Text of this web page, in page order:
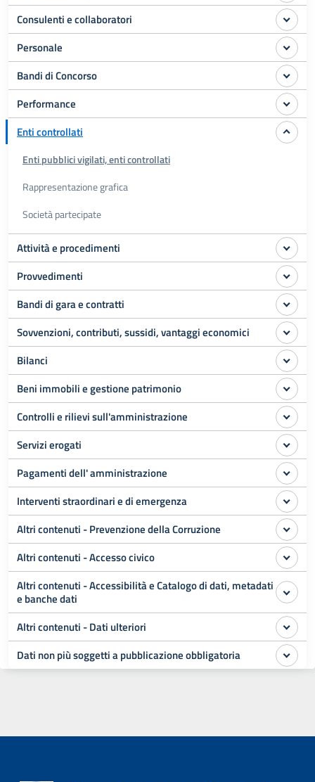
Consulenti e collaboratori
Personale
Bandi di Concorso
Performance
Enti controllati
Enti pubblici vigilati, enti controllati
Rappresentazione grafica
Società partecipate
Attività e procedimenti
Provvedimenti
Bandi di gara e contratti
Sovvenzioni, contributi, sussidi, vantaggi economici
Bilanci
Beni immobili e gestione patrimonio
Controlli e rilievi sull'amministrazione
Servizi erogati
Pagamenti dell' amministrazione
Interventi straordinari e di emergenza
Altri contenuti - Prevenzione della Corruzione
Altri contenuti - Accesso civico
Altri contenuti - Accessibilità e Catalogo di dati, metadati
e banche dati
Altri contenuti - Dati ulteriori
Dati non più soggetti a pubblicazione obbligatoria